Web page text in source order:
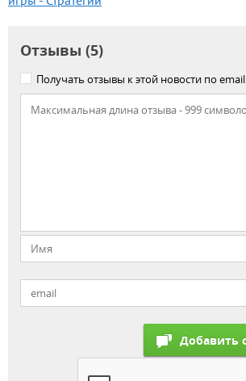
Отзывы (5)
Получать отзывы к этой новости по email